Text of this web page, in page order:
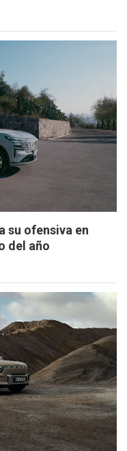
su ofensiva en
del año